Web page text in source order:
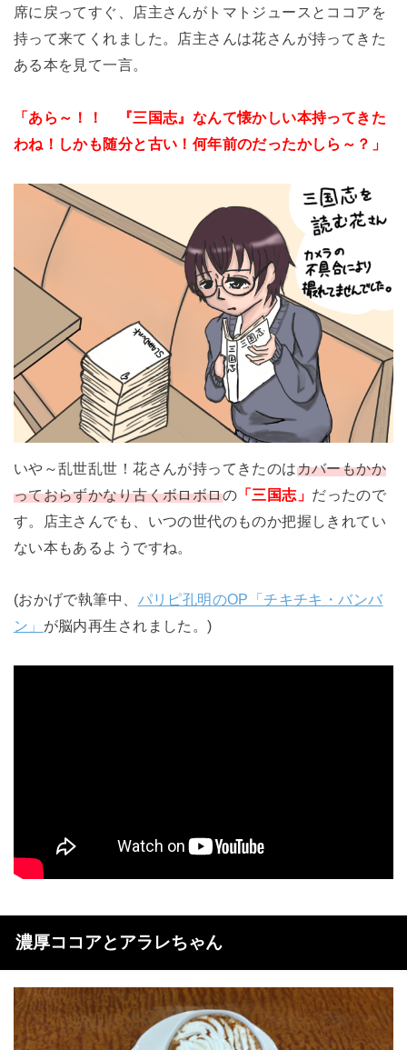
席に戻ってすぐ、店主さんがトマトジュースとココアを
持って来てくれました。店主さんは花さんが持ってきた
ある本を見て一言。
「あら～！！ 『三国志』 なんて懐かしい本持ってきた
わね！しかも随分と古い！何年前のだったかしら～？」
いや～乱世乱世！花さんが持ってきたのはカバーもかか
っておらずかなり古くボロボロの 「三国志」 だったので
す。店主さんでも、いつの世代のものか把握しきれてい
ない本もあるようですね。
(おかげで執筆中、 パリピ孔明のOP「チキチキ・バンバ
ン」 が脳内再生されました。)
濃厚ココアとアラレちゃん